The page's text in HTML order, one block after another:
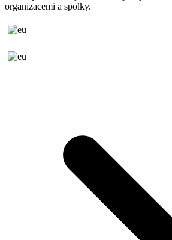
organizacemi a spolky.